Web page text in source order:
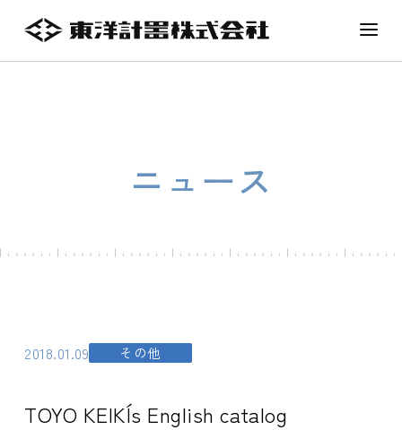
ニュース
2018.01.09 その他
TOYO KEIKI´s English catalog